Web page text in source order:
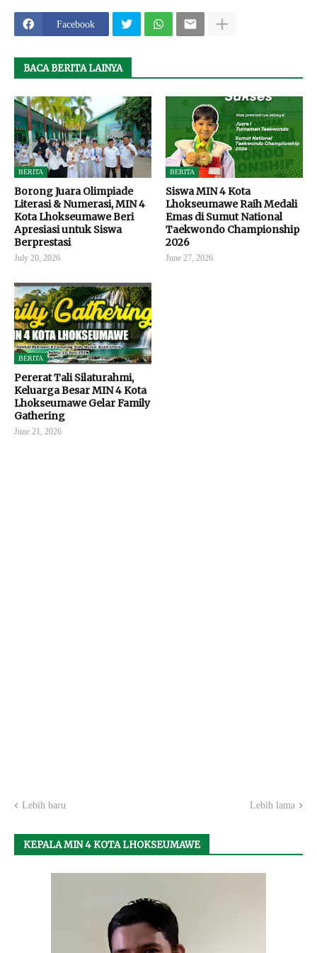
Facebook
BACA BERITA LAINYA
BERITA
Borong Juara Olimpiade
Literasi & Numerasi, MIN 4
Kota Lhokseumawe Beri
Apresiasi untuk Siswa
Berprestasi
July 20, 2026
BERITA
Siswa MIN 4 Kota
Lhokseumawe Raih Medali
Emas di Sumut National
Taekwondo Championship
2026
June 27, 2026
BERITA
Pererat Tali Silaturahmi,
Keluarga Besar MIN 4 Kota
Lhokseumawe Gelar Family
Gathering
June 21, 2026
Lebih baru Lebih lama
KEPALA MIN 4 KOTA LHOKSEUMAWE